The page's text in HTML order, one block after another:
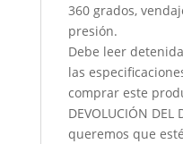
360 ​​grados,
presión.
Debe leer
las
comprar este
DEVOLUCIÓN
queremos que